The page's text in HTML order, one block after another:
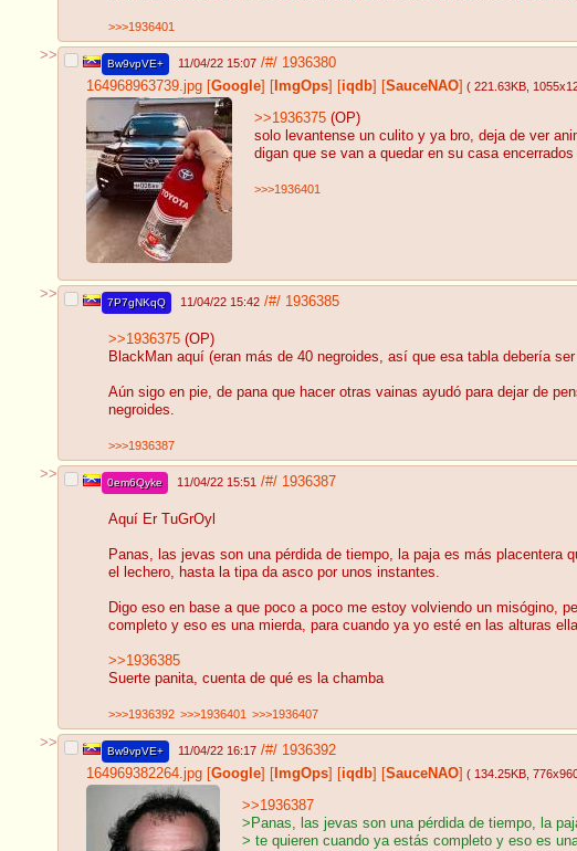
>>>1936401
>>
Bw9vpVE+ 11/04/22 15:07 /#/ 1936380
164968963739.jpg Google ImgOps iqdb SauceNAO ( 221.63KB ,
>>1936375 (OP)
solo levantense un culito y ya bro, deja de ver
digan que se van a quedar en su casa
>>>1936401
>>
7P7gNKqQ 11/04/22 15:42 /#/ 1936385
>>1936375 (OP)
BlackMan aquí (eran más de 40 negroides, así que esa tabla debería
Aún sigo en pie, de pana que hacer otras vainas ayudó para dejar de
negroides.
>>>1936387
>>
0em6Qyke 11/04/22 15:51 /#/ 1936387
Aquí Er TuGrOyl
Panas, las jevas son una pérdida de tiempo, la paja es más
el lechero, hasta la tipa da asco por unos instantes.
Digo eso en base a que poco a poco me estoy volviendo un misógino,
completo y eso es una mierda, para cuando ya yo esté en las alturas
>>1936385
Suerte panita, cuenta de qué es la chamba
>>>1936392 >>>1936401 >>>1936407
>>
Bw9vpVE+ 11/04/22 16:17 /#/ 1936392
164969382264.jpg Google ImgOps iqdb SauceNAO ( 134.25KB ,
>>1936387
>Panas, las jevas son una pérdida de tiempo, la
> te quieren cuando ya estás completo y eso es